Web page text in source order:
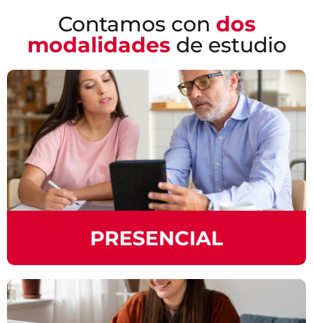
Contamos con dos
modalidadesde estudio
EN REMOTO
Estos cursos ofrecen flexibilidad de interactuar
con personas de diversas ubicaciones
geográficas y culturas, enriqueciendo tu
experiencia educativa y facilitando el proceso
dominio en el idioma.